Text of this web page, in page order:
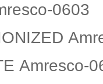
0603
Amresco-